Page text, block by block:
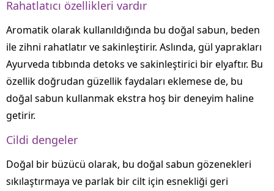
Rahatlatıcı özellikleri vardır
Aromatik olarak kullanıldığında bu doğal sabun, beden
ile zihni rahatlatır ve sakinleştirir. Aslında, gül yaprakları
Ayurveda tıbbında detoks ve sakinleştirici bir elyaftır. Bu
özellik doğrudan güzellik faydaları eklemese de, bu
doğal sabun kullanmak ekstra hoş bir deneyim haline
getirir.
Cildi dengeler
Doğal bir büzücü olarak, bu doğal sabun gözenekleri
sıkılaştırmaya ve parlak bir cilt için esnekliği geri